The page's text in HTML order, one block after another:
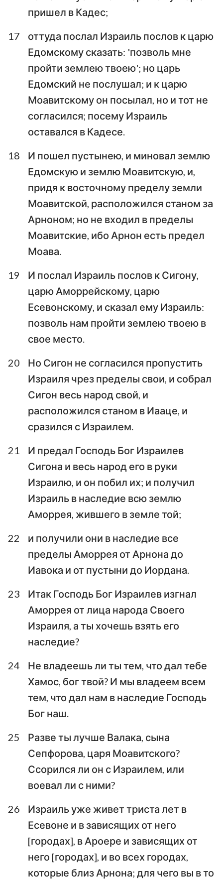
1
8
9 10 11 12 13
14
15
16 17 18 19 20
пришел в Кадес;
17
оттуда послал Израиль послов к царю
Едомскому сказать: 'позволь мне
пройти землею твоею'; но царь
Едомский не послушал; и к царю
Моавитскому он посылал, но и тот не
согласился; посему Израиль
оставался в Кадесе.
18
И пошел пустынею, и миновал землю
Едомскую и землю Моавитскую, и,
придя к восточному пределу земли
Моавитской, расположился станом за
Арноном; но не входил в пределы
Моавитские, ибо Арнон есть предел
Моава.
19
И послал Израиль послов к Сигону,
царю Аморрейскому, царю
Есевонскому, и сказал ему Израиль:
позволь нам пройти землею твоею в
свое место.
20
Но Сигон не согласился пропустить
Израиля чрез пределы свои, и собрал
Сигон весь народ свой, и
расположился станом в Иааце, и
сразился с Израилем.
21
И предал Господь Бог Израилев
Сигона и весь народ его в руки
Израилю, и он побил их; и получил
Израиль в наследие всю землю
Аморрея, жившего в земле той;
22
и получили они в наследие все
пределы Аморрея от Арнона до
Иавока и от пустыни до Иордана.
23
Итак Господь Бог Израилев изгнал
Аморрея от лица народа Своего
Израиля, а ты хочешь взять его
наследие?
24
Не владеешь ли ты тем, что дал тебе
Хамос, бог твой? И мы владеем всем
тем, что дал нам в наследие Господь
Бог наш.
25
Разве ты лучше Валака, сына
Сепфорова, царя Моавитского?
Ссорился ли он с Израилем, или
воевал ли с ними?
26
Израиль уже живет триста лет в
Есевоне и в зависящих от него
[городах], в Ароере и зависящих от
него [городах], и во всех городах,
которые близ Арнона; для чего вы в то